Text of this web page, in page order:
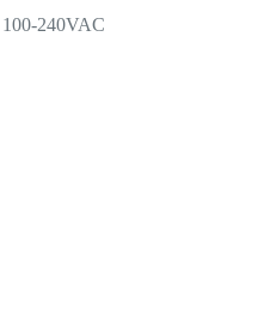
240VAC